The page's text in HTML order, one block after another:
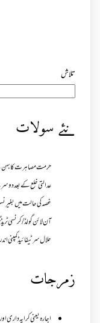
تلاش
نئے سولات
حرمت مصاہرت کا بہن
عدالتی خلع کے بعد
غصہ کی حالت میں بغیر
آن لائن گولڈ /کرنسی
حلال سرٹیفائیڈ کمپنی
زمرجات
اجارہ یعنی کرایہ